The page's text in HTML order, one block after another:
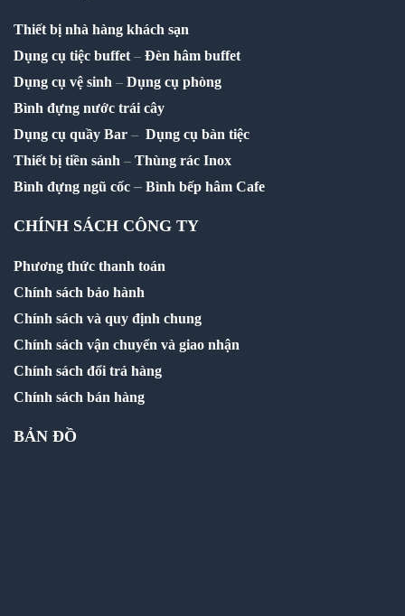
Thiết bị nhà hàng khách sạn
Dụng cụ tiệc buffet – Đèn hâm buffet
Dụng cụ vệ sinh – Dụng cụ phòng
Bình đựng nước trái cây
Dụng cụ quầy Bar – Dụng cụ bàn tiệc
Thiết bị tiền sảnh – Thùng rác Inox
Bình đựng ngũ cốc – Bình bếp hâm Cafe
CHÍNH SÁCH CÔNG TY
Phương thức thanh toán
Chính sách bảo hành
Chính sách và quy định chung
Chính sách vận chuyển và giao nhận
Chính sách đổi trả hàng
Chính sách bán hàng
BẢN ĐỒ